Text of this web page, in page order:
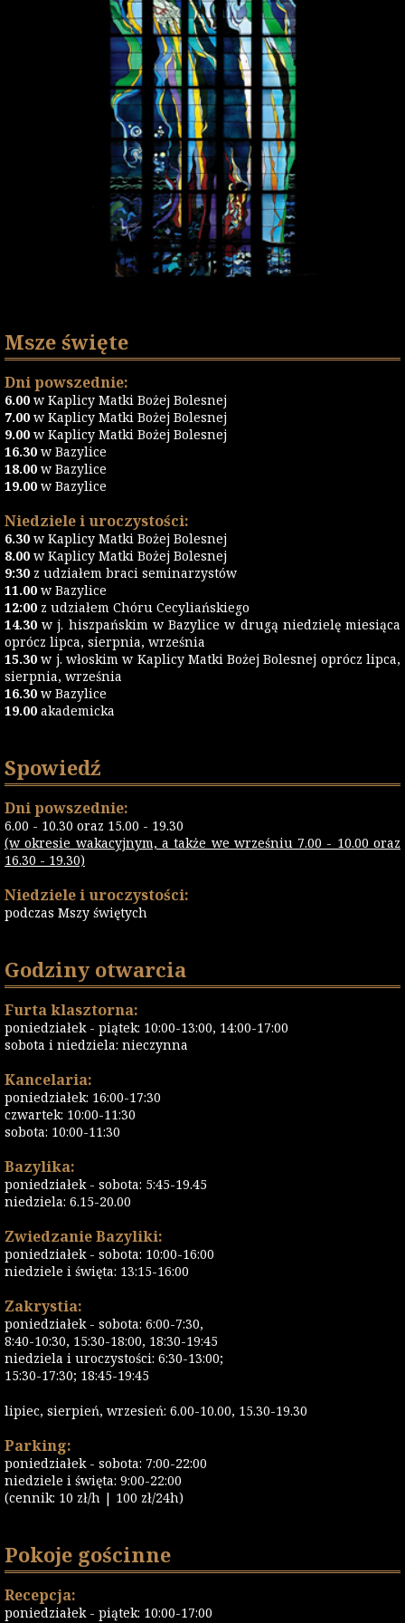
Msze święte
Dni powszednie:
6.00 w Kaplicy Matki Bożej Bolesnej
7.00 w Kaplicy Matki Bożej Bolesnej
9.00 w Kaplicy Matki Bożej Bolesnej
16.30 w Bazylice
18.00 w Bazylice
19.00 w Bazylice
Niedziele i uroczystości:
6.30 w Kaplicy Matki Bożej Bolesnej
8.00 w Kaplicy Matki Bożej Bolesnej
9:30 z udziałem braci seminarzystów
11.00 w Bazylice
12:00 z udziałem Chóru Cecyliańskiego
14.30 w j. hiszpańskim w Bazylice w drugą niedzielę miesiąca
oprócz lipca, sierpnia, września
15.30 w j. włoskim w Kaplicy Matki Bożej Bolesnej oprócz lipca,
sierpnia, września
16.30 w Bazylice
19.00 akademicka
Spowiedź
Dni powszednie:
6.00 - 10.30 oraz 15.00 - 19.30
(w okresie wakacyjnym, a także we wrześniu 7.00 - 10.00 oraz
16.30 - 19.30)
Niedziele i uroczystości:
podczas Mszy świętych
Godziny otwarcia
Furta klasztorna:
poniedziałek - piątek: 10:00-13:00, 14:00-17:00
sobota i niedziela: nieczynna
Kancelaria:
poniedziałek: 16:00-17:30
czwartek: 10:00-11:30
sobota: 10:00-11:30
Bazylika:
poniedziałek - sobota: 5:45-19.45
niedziela: 6.15-20.00
Zwiedzanie Bazyliki:
poniedziałek - sobota: 10:00-16:00
niedziele i święta: 13:15-16:00
Zakrystia:
poniedziałek - sobota: 6:00-7:30,
8:40-10:30, 15:30-18:00, 18:30-19:45
niedziela i uroczystości: 6:30-13:00;
15:30-17:30; 18:45-19:45
lipiec, sierpień, wrzesień: 6.00-10.00, 15.30-19.30
Parking:
poniedziałek - sobota: 7:00-22:00
niedziele i święta: 9:00-22:00
(cennik: 10 zł/h | 100 zł/24h)
Pokoje gościnne
Recepcja:
poniedziałek - piątek: 10:00-17:00